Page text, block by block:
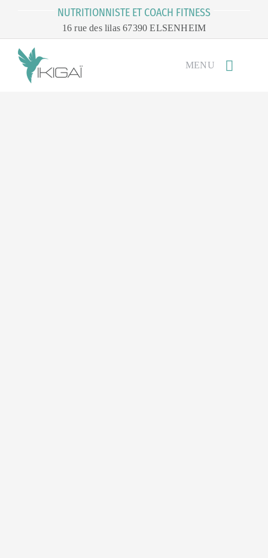
contenu
NUTRITIONNISTE ET COACH FITNESS
16 rue des lilas 67390 ELSENHEIM
MENU